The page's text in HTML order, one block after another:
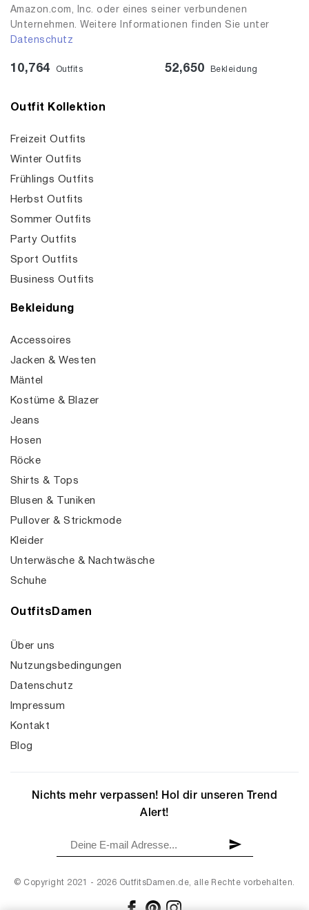
Amazon.com, Inc. oder eines seiner verbundenen
Unternehmen. Weitere Informationen finden Sie unter
Datenschutz
10,764 Outfits 52,650 Bekleidung
Outfit Kollektion
Freizeit Outfits
Winter Outfits
Frühlings Outfits
Herbst Outfits
Sommer Outfits
Party Outfits
Sport Outfits
Business Outfits
Bekleidung
Accessoires
Jacken & Westen
Mäntel
Kostüme & Blazer
Jeans
Hosen
Röcke
Shirts & Tops
Blusen & Tuniken
Pullover & Strickmode
Kleider
Unterwäsche & Nachtwäsche
Schuhe
OutfitsDamen
Über uns
Nutzungsbedingungen
Datenschutz
Impressum
Kontakt
Blog
© Copyright 2021 - 2026 OutfitsDamen.de, alle Rechte vorbehalten.
Nichts mehr verpassen! Hol dir unseren Trend
Alert!